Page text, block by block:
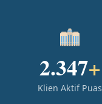
2.347+
Klien Aktif Puas